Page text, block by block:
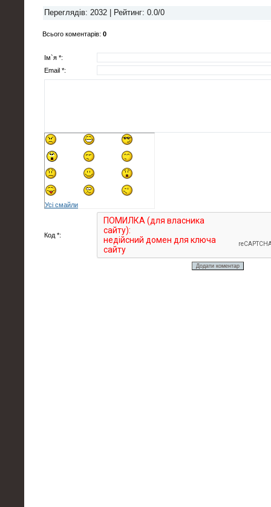
Переглядів: 2032 | Рейтинг: 0.0/0
Всього коментарів: 0
Ім`я *:
Email *:
Усі смайли
Код *: